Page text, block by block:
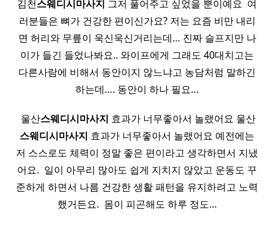
김천스웨디시 마사지 그저 풀어주고 싶었을 뿐이예요 ​ 여
러분들은 뼈가 건강한 편이신가요? 저는 요즘 비만 내리
면 허리와 무릎이 욱신욱신거리는데… 진짜 슬프지만 나
이가 들긴 들었나봐요.. 와이프에게 그래도 40대치고는
다른사람에 비해서 동안이지 않느냐고 농담처럼 말하긴
하는데…. 동안이 하나 필요…
​ 울산스웨디시마사지 효과가 너무좋아서 놀랬어요 울산
스웨디시마사지 효과가 너무좋아서 놀랬어요 예전에는
저 스스로도 체력이 정말 좋은 편이라고 생각하면서 지냈
어요. ​ 일이 아무리 많아도 쉽게 지치지 않았고 운동도 꾸
준하게 하면서 나름 건강한 생활 패턴을 유지하려고 노력
했거든요. ​ 몸이 피곤해도 하루 정도…